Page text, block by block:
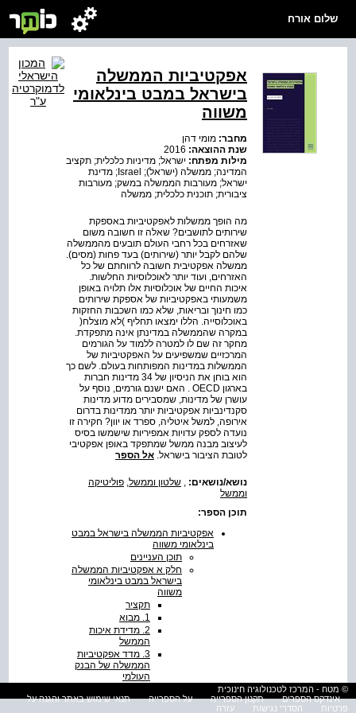
שלום אורח
אפקטיביות הממשלה
בישראל במבט בינלאומי
משווה
מחבר: מומי דהן
שנת ההוצאה:
מילות מפתח: ישראל; מדיניות כלכלית; תקציב
המדינה; ממשלה (ישראל); Israel; מדינת
ישראל; מעורבות הממשלה במשק; מעורבות
ציבורית; תוכנית כלכלית; ממשלה
מה הופך ממשלות לאפקטיביות באספקת
שירותים לתושבים? שאלה זו חשובה משום
שאזרחים בכל רחבי העולם תובעים מהממשלה
שלהם לקבל יותר (שירותים) בעד פחות (מסים).
ממשלה אפקטיבית חשובה לרווחתם של כל
האזרחים, ועוד יותר לאוכלוסיות החלשות.
איכות החיים של אוכלוסיות אלו תלויה באופן
משמעותי באפקטיביות של אספקת שירותים
כמו חינוך ובריאות, שלא כמו השכבות החזקות
באוכלוסייה. הללו ימצאו תחליף )לא מוצלח(
במקרה שהממשלה במדינתן אינה מתפקדת.
מחקר זה שם לו למטרה ללמוד על הגורמים
המרכזיים שמשפיעים על האפקטיביות של
הממשלות במדינות המפותחות בעולם. לשם כך
הוא בוחן את הניסיון של 34 מדינות חברות
בארגון OECD . האם ישנם גורמים, נוסף על
עושרן של מדינות, שמסבירים מדוע מדינות
סקנדינביות אפקטיביות יותר ממדינות בדרום
אירופה, למשל איטליה, ספרד או יוון? חקירה זו
נועדה לספק עדויות אמפיריות שישמשו בסיס
לעיצוב מבנה ממשל שמתפקד באופן אפקטיבי
לטובת הציבור בישראל. אל הספר
נושא/נושאים: שלטון וממשל פוליטיקה
וממשל
תוכן הספר:
אפקטיביות הממשלה בישראל במבט
בינלאומי משווה
תוכן העניינים
חלק א אפקטיביות הממשלה
בישראל במבט בינלאומי
משווה
תקציר
1. מבוא
2. מדידת איכות
הממשל
3. מדד אפקטיביות
הממשלה של הבנק
העולמי
מדד
© מטח - המרכז לטכנולוגיה חינוכית
אינדקס הספרים
תקנון הספרייה על הספרייה
תנאי שימוש באתר והגנה על
פרטיות
הסדרי נגישות עזרה